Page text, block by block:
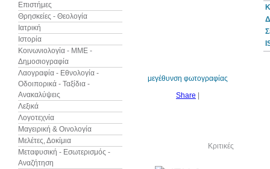
Επιστήμες
Θρησκείες - Θεολογία
Ιατρική
Ιστορία
Κοινωνιολογία - ΜΜΕ -
Δημοσιογραφία
Λαογραφία - Εθνολογία -
Οδοιπορικά - Ταξίδια -
Ανακαλύψεις
Λεξικά
Λογοτεχνία
Μαγειρική & Οινολογία
Μελέτες, Δοκίμια
Μεταφυσική - Εσωτερισμός -
Αναζήτηση
μεγέθυνση φωτογραφίας
Share
Κριτικές